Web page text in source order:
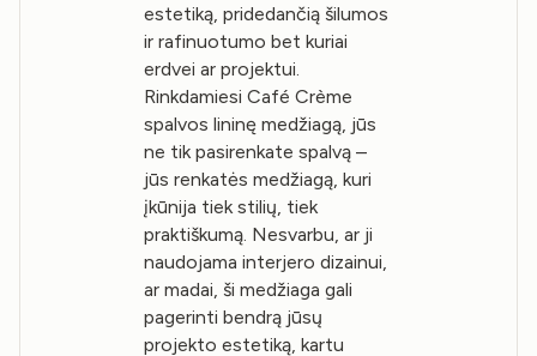
estetiką, pridedančią šilumos
ir rafinuotumo bet kuriai
erdvei ar projektui.
Rinkdamiesi Café Crème
spalvos lininę medžiagą, jūs
ne tik pasirenkate spalvą –
jūs renkatės medžiagą, kuri
įkūnija tiek stilių, tiek
praktiškumą. Nesvarbu, ar ji
naudojama interjero dizainui,
ar madai, ši medžiaga gali
pagerinti bendrą jūsų
projekto estetiką, kartu